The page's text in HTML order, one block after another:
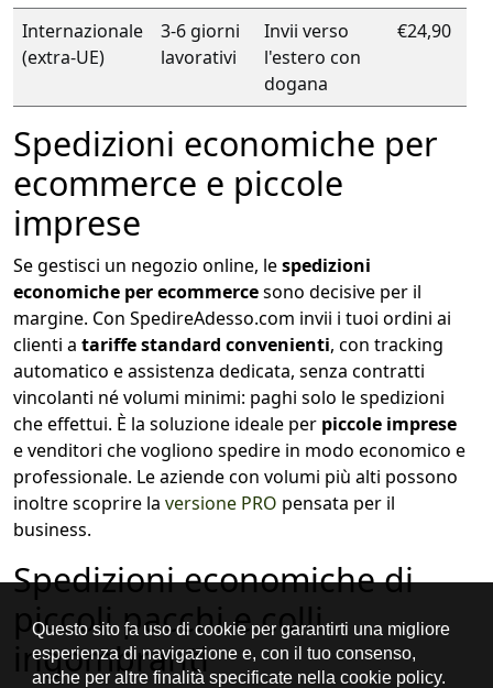
Internazionale
(extra-UE)
3-6 giorni
lavorativi
Invii verso
l'estero con
dogana
€24,90
Spedizioni economiche per
ecommerce e piccole
imprese
Se gestisci un negozio online, lespedizioni
economiche per ecommercesono decisive per il
margine. Con SpedireAdesso.com invii i tuoi ordini ai
clienti a tariffe standard convenienti, con tracking
automatico e assistenza dedicata, senza contratti
vincolanti né volumi minimi: paghi solo le spedizioni
che effettui. È la soluzione ideale per piccole imprese
e venditori che vogliono spedire in modo economico e
professionale. Le aziende con volumi più alti possono
inoltre scoprire la versione PRO pensata per il
business.
Spedizioni economiche di
piccoli pacchi e colli
ingombranti